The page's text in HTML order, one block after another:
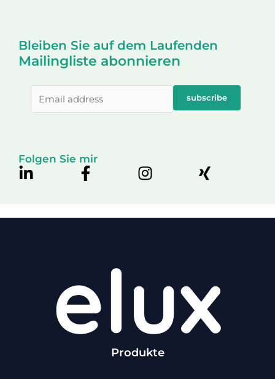
Bleiben Sie auf dem Laufenden
Mailingliste abonnieren
subscribe
Folgen Sie mir
Produkte